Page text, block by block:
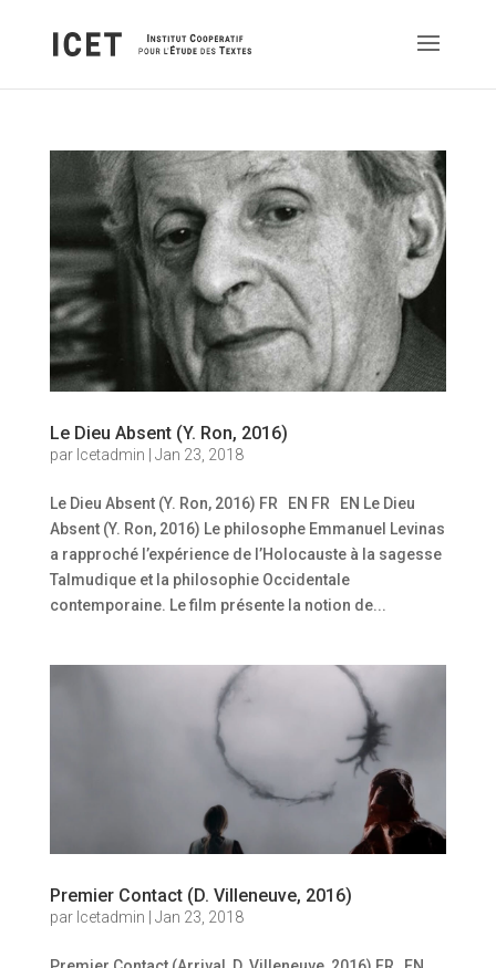
Le Dieu Absent (Y. Ron, 2016)
par Icetadmin Jan 23, 2018
Le Dieu Absent (Y. Ron, 2016) FR EN FR EN Le Dieu
Absent (Y. Ron, 2016) Le philosophe Emmanuel Levinas
a rapproché l’expérience de l’Holocauste à la sagesse
Talmudique et la philosophie Occidentale
contemporaine. Le film présente la notion de...
Premier Contact (D. Villeneuve, 2016)
par Icetadmin | Jan 23, 2018